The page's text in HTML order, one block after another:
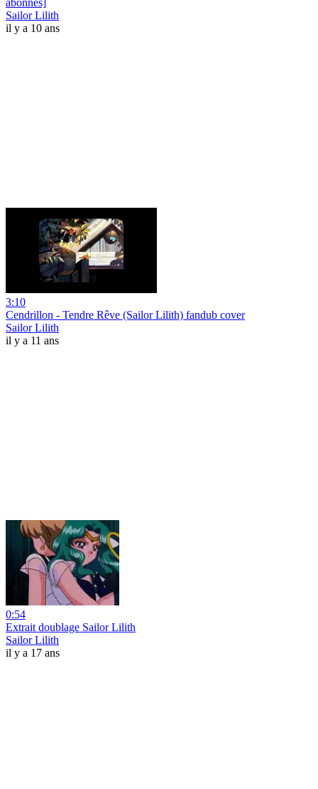
abonnés]
Sailor Lilith
il y a 10 ans
3:10
Cendrillon - Tendre Rêve (Sailor Lilith) fandub cover
Sailor Lilith
il y a 11 ans
0:54
Extrait doublage Sailor Lilith
Sailor Lilith
il y a 17 ans